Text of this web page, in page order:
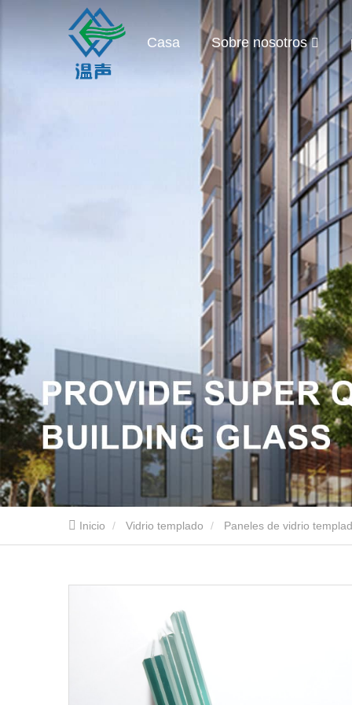
Casa Sobre nosotros
Inicio Vidrio templado Paneles de vidrio